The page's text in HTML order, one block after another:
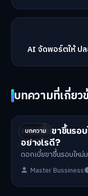
AI จัดพอร์ตให้ ป
บทความที่เกี่ยว
บทความ
ดอกเบี้ยขาขึ้นร
อย่างไรดี?
ดอกเบี้ยขาขึ้นรอบใหม่
Master Bussiness